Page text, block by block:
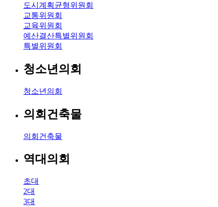
도시계획균형위원회
교통위원회
교육위원회
예산결산특별위원회
특별위원회
청소년의회
청소년의회
의회건축물
의회건축물
역대의회
초대
2대
3대